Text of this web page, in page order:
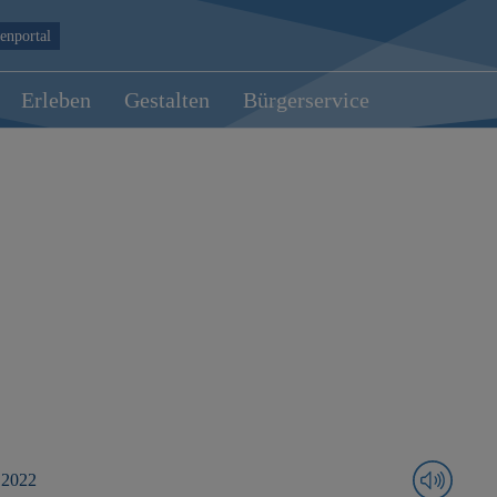
Erleben Gestalten Bürgerservice